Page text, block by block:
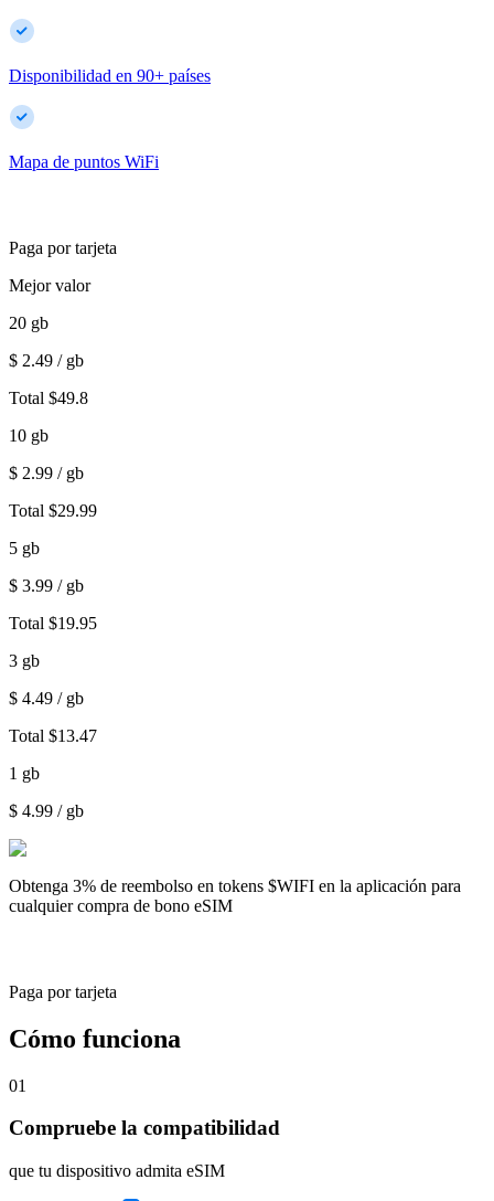
Disponibilidad en 90+ países
Mapa de puntos WiFi
Paga por tarjeta
Mejor valor
20 gb
$ 2.49 / gb
Total $49.8
10 gb
$ 2.99 / gb
Total $29.99
5 gb
$ 3.99 / gb
Total $19.95
3 gb
$ 4.49 / gb
Total $13.47
1 gb
$ 4.99 / gb
Obtenga 3% de reembolso en tokens $WIFI en la aplicación para
cualquier compra de bono eSIM
Paga por tarjeta
Cómo funciona
01
Compruebe la compatibilidad
que tu dispositivo admita eSIM